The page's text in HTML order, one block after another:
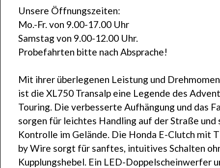
Unsere Öffnungszeiten:
Mo.-Fr. von 9.00-17.00 Uhr
Samstag von 9.00-12.00 Uhr.
Probefahrten bitte nach Absprache!
Mit ihrer überlegenen Leistung und
ist die XL750 Transalp eine Legende des
Touring. Die verbesserte Aufhängung und das
sorgen für leichtes Handling auf der Straße und
Kontrolle im Gelände. Die Honda E-Clutch mit
by Wire sorgt für sanftes, intuitives Schalten
Kupplungshebel. Ein LED-Doppelscheinwerfer